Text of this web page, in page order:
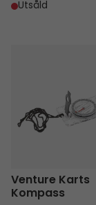
Utsåld
Venture Karts
Kompass